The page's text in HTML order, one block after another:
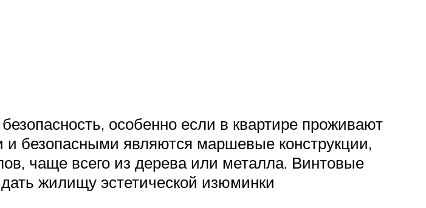
особенно если в квартире проживают
безопасными являются маршевые конструкции,
чаще всего из дерева или металла. Винтовые
жилищу эстетической изюминки